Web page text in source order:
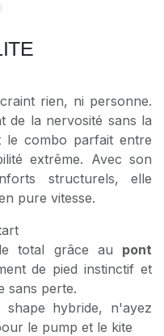
rien, ni personne.
de la nervosité sans la
le combo parfait entre
extrême. Avec son
structurels, elle
pure vitesse.
total grâce au pont
de pied instinctif et
sans perte.
shape hybride, n'ayez
le pump et le kite